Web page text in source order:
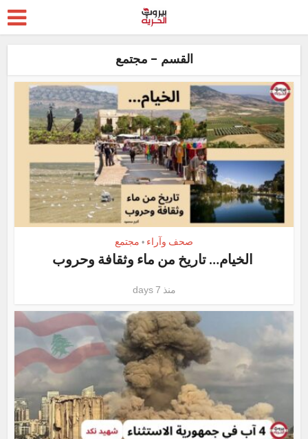
القسم - مجتمع
صحف وآراء • مجتمع
الخيام… تاريخ من ماء وثقافة وحروب
منذ 7 days